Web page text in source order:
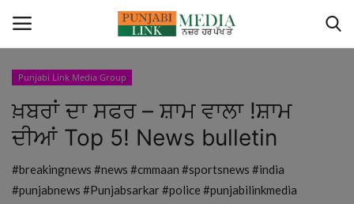
Home
Punjabi Link Media Group
ਖ਼ਬਰਾਂ ਦਾ ਸਫਰ – ਸ਼ਾਮ ਵਾਲਾ !ਸ਼ਾਮ
ਦੀਆਂ Top 5! News bulletin
#breakingnews #news #cmmaan #sportsnews #india
#punjabnews #Punjabsarkar #police #punjabilinkmedia